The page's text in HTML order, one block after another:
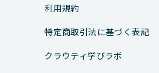
利用規約
特定商取引法に基づく表記
クラウティ学びラボ